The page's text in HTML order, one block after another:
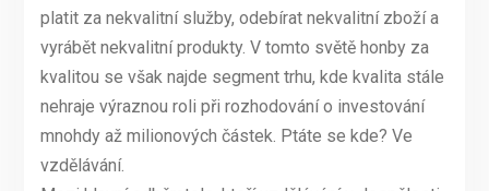
platit za nekvalitní služby, odebírat nekvalitní zboží a
vyrábět nekvalitní produkty. V tomto světě honby za
kvalitou se však najde segment trhu, kde kvalita stále
nehraje výraznou roli při rozhodování o investování
mnohdy až milionových částek. Ptáte se kde? Ve
vzdělávání.